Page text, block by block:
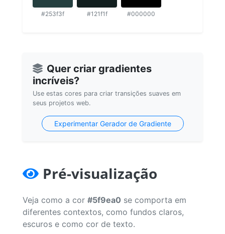
#253f3f #121f1f #000000
Quer criar gradientes
incríveis?
Use estas cores para criar transições suaves em
seus projetos web.
Experimentar Gerador de Gradiente
Pré-visualização
Veja como a cor #5f9ea0 se comporta em
diferentes contextos, como fundos claros,
escuros e como cor de texto.